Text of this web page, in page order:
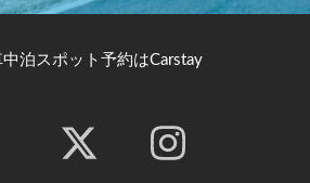
泊スポット予約はCarstay